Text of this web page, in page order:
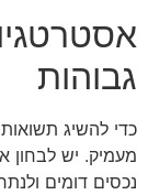
גבוהות
כדי להשיג
מעמיק. יש לבחון
נכסים דומים